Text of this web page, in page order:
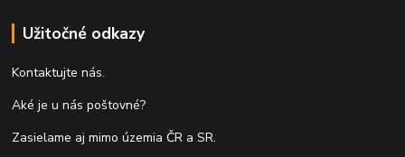
Užitočné odkazy
Kontaktujte nás.
Aké je u nás poštovné?
Zasielame aj mimo územia ČR a SR.